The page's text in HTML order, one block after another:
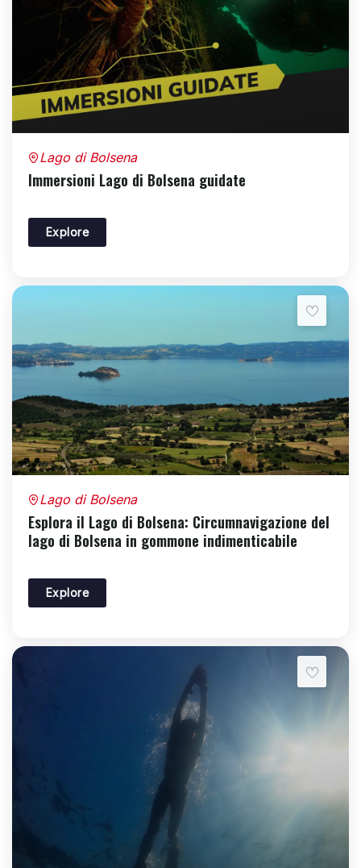
Lago di Bolsena
Immersioni Lago di Bolsena guidate
Explore
Lago di Bolsena
Esplora il Lago di Bolsena: Circumnavigazione del
lago di Bolsena in gommone indimenticabile
Explore